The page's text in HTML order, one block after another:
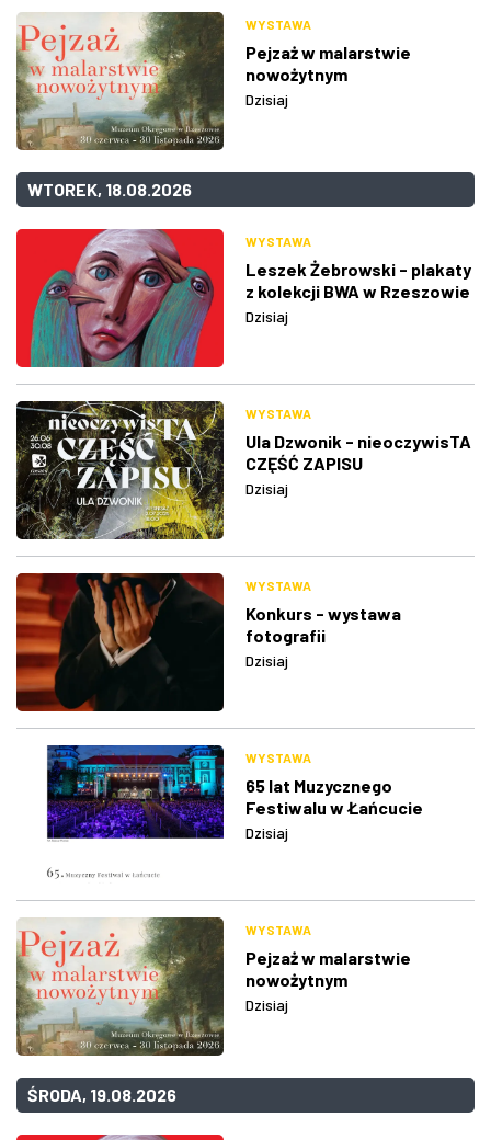
WYSTAWA
Pejzaż w malarstwie
nowożytnym
Dzisiaj
WTOREK, 18.08.2026
WYSTAWA
Leszek Żebrowski - plakaty
z kolekcji BWA w Rzeszowie
Dzisiaj
WYSTAWA
Ula Dzwonik - nieoczywisTA
CZĘŚĆ ZAPISU
Dzisiaj
WYSTAWA
Konkurs - wystawa
fotografii
Dzisiaj
WYSTAWA
65 lat Muzycznego
Festiwalu w Łańcucie
Dzisiaj
WYSTAWA
Pejzaż w malarstwie
nowożytnym
Dzisiaj
ŚRODA, 19.08.2026